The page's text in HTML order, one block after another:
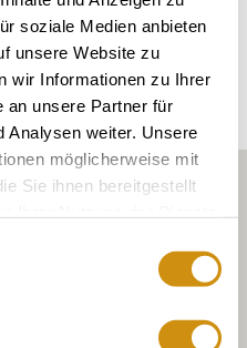
soziale Medien anbieten
unsere Website zu
wir Informationen zu Ihrer
an unsere Partner für
Analysen weiter. Unsere
möglicherweise mit
Sie ihnen bereitgestellt